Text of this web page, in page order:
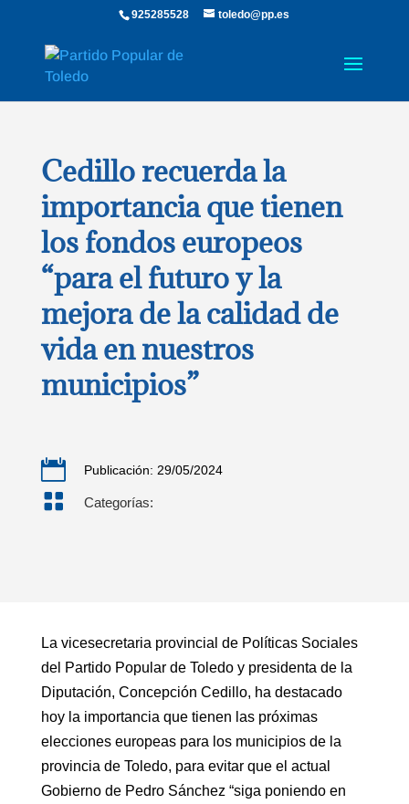
925285528 toledo@pp.es
Cedillo recuerda la
importancia que tienen
los fondos europeos
“para el futuro y la
mejora de la calidad de
vida en nuestros
municipios”
 Publicación: 29/05/2024
 Categorías:
La vicesecretaria provincial de Políticas Sociales
del Partido Popular de Toledo y presidenta de la
Diputación, Concepción Cedillo, ha destacado
hoy la importancia que tienen las próximas
elecciones europeas para los municipios de la
provincia de Toledo, para evitar que el actual
Gobierno de Pedro Sánchez “siga poniendo en